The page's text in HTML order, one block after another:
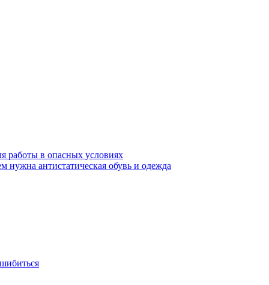
работы в опасных условиях
нужна антистатическая обувь и одежда